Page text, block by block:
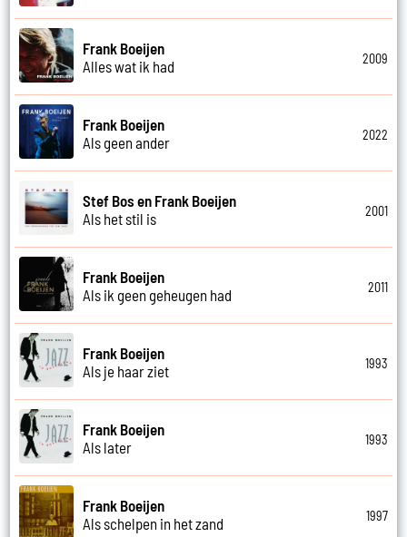
Frank Boeijen
Alles wat ik had
2009
Frank Boeijen
Als geen ander
2022
Stef Bos en Frank Boeijen
Als het stil is
2001
Frank Boeijen
Als ik geen geheugen had
2011
Frank Boeijen
Als je haar ziet
1993
Frank Boeijen
Als later
1993
Frank Boeijen
Als schelpen in het zand
1997